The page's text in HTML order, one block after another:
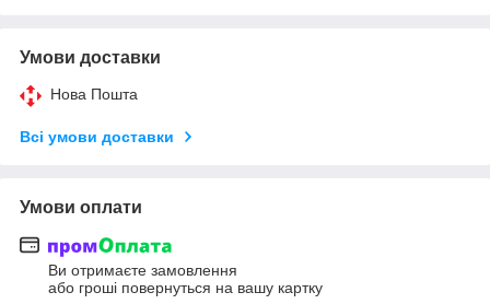
Умови доставки
Нова Пошта
Всі умови доставки
Умови оплати
Ви отримаєте замовлення
або гроші повернуться на вашу картку